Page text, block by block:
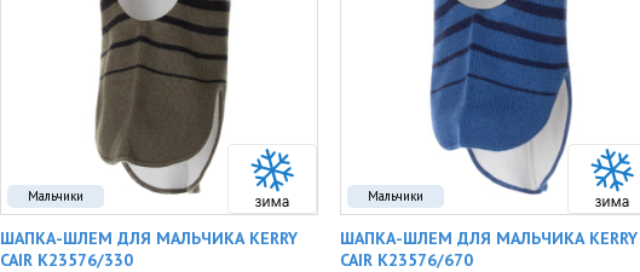
Мальчики
ШАПКА-ШЛЕМ ДЛЯ МАЛЬЧИКА KERRY
CAIR K23576/330
Мальчики
ШАПКА-ШЛЕМ ДЛЯ МАЛЬЧИКА KERRY
CAIR K23576/670